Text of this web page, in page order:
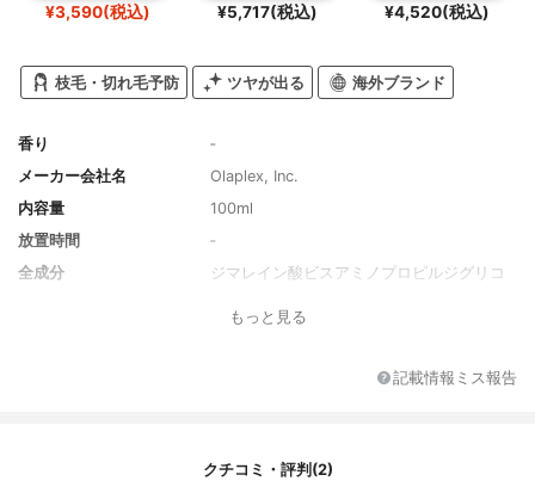
¥3,590(税込) ¥5,717(税込) ¥4,520(税込)
枝毛・切れ毛予防 ツヤが出る 海外ブランド
香り
‐
メーカー会社名
Olaplex, Inc.
内容量
100ml
放置時間
‐
全成分
ジマレイン酸ビスアミノプロピルジグリコ
もっと見る
記載情報ミス報告
クチコミ・評判(2)